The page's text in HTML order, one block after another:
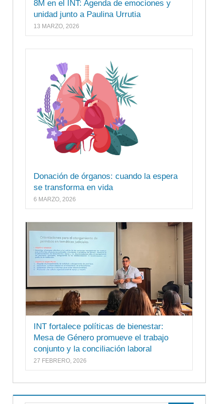
8M en el INT: Agenda de emociones y
unidad junto a Paulina Urrutia
13 MARZO, 2026
Donación de órganos: cuando la espera
se transforma en vida
6 MARZO, 2026
INT fortalece políticas de bienestar:
Mesa de Género promueve el trabajo
conjunto y la conciliación laboral
27 FEBRERO, 2026